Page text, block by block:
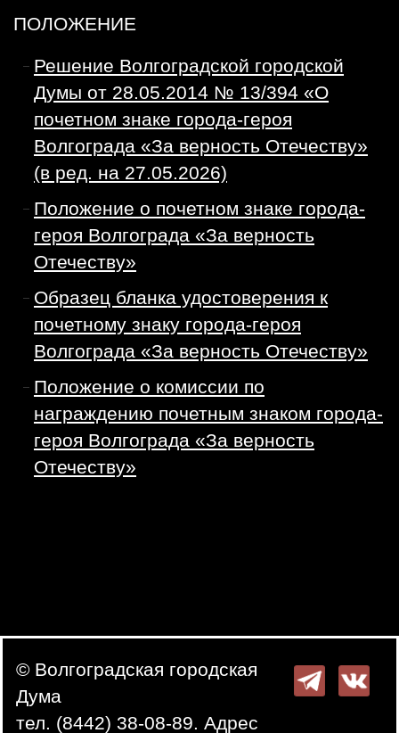
ПОЛОЖЕНИЕ
Решение Волгоградской городской
Думы от 28.05.2014 № 13/394 «О
почетном знаке города-героя
Волгограда «За верность Отечеству»
(в ред. на 27.05.2026)
Положение о почетном знаке города-
героя Волгограда «За верность
Отечеству»
Образец бланка удостоверения к
почетному знаку города-героя
Волгограда «За верность Отечеству»
Положение о комиссии по
награждению почетным знаком города-
героя Волгограда «За верность
Отечеству»
© Волгоградская городская
Дума
тел. (8442) 38-08-89. Адрес